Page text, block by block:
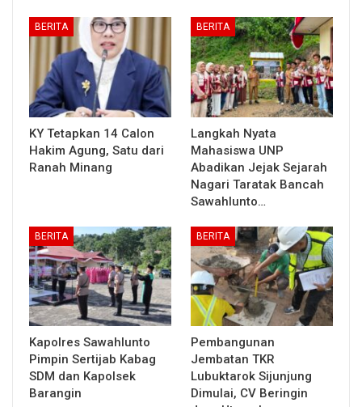
BERITA
KY Tetapkan 14 Calon
Hakim Agung, Satu dari
Ranah Minang
BERITA
Langkah Nyata
Mahasiswa UNP
Abadikan Jejak Sejarah
Nagari Taratak Bancah
Sawahlunto…
BERITA
Kapolres Sawahlunto
Pimpin Sertijab Kabag
SDM dan Kapolsek
Barangin
BERITA
Pembangunan
Jembatan TKR
Lubuktarok Sijunjung
Dimulai, CV Beringin